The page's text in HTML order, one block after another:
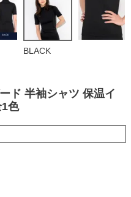
BLACK
ド 半袖シャツ 保温イ
色